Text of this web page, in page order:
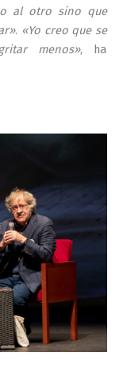
al otro sino que
. «Yo creo que se
menos», ha